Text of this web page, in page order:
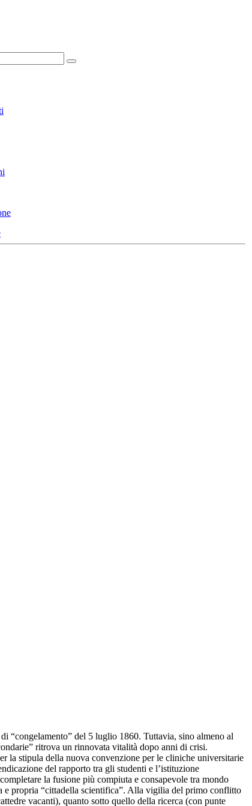
“congelamento” del 5 luglio 1860. Tuttavia, sino almeno al
ritrova un rinnovata vitalità dopo anni di crisi.
la stipula della nuova convenzione per le cliniche universitarie
del rapporto tra gli studenti e l’istituzione
la fusione più compiuta e consapevole tra mondo
e propria “cittadella scientifica”. Alla vigilia del primo conflitto
vacanti), quanto sotto quello della ricerca (con punte